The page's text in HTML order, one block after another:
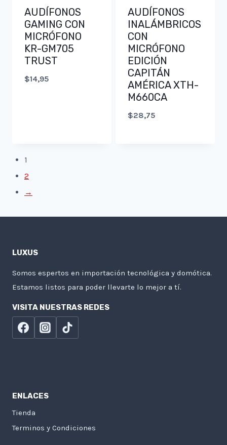
AUDÍFONOS
GAMING CON
MICRÓFONO
KR-GM705
TRUST
$14,95
AUDÍFONOS
INALÁMBRICOS
CON
MICRÓFONO
EDICIÓN
CAPITÁN
AMÉRICA XTH-
M660CA
$28,75
1
2
→
LUXUS
Somos espertos en importación tecnológica y domótica.
Estamos listos para poder llevarte lo mejor a tí.
VISITA NUESTRAS REDES
ENLACES
Tienda
Terminos y Condiciones